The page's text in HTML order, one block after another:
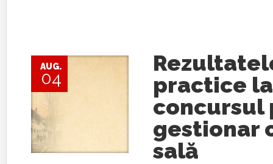
AUG.
04
practice la
concursul
gestionar
sală